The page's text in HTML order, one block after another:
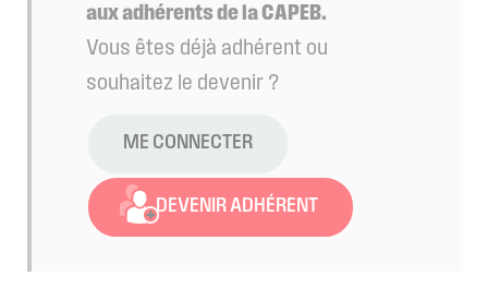
aux adhérents de la CAPEB.
Vous êtes déjà adhérent ou
souhaitez le devenir ?
ME CONNECTER
DEVENIR ADHÉRENT